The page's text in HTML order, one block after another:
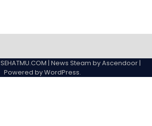
SEHATMU.COM | News Steam byAscendoor |
Powered byWordPress.